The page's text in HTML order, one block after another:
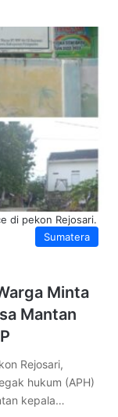
Sumatera
di pekon Rejosari.
Minta
Mantan
Rejosari,
hukum (APH)
kepala…